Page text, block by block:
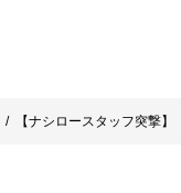
【ナシロースタッフ突撃